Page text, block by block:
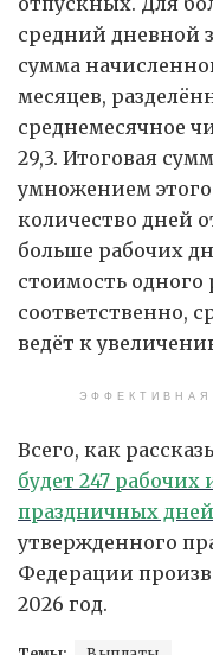
средний дневной
сумма
месяцев,
среднемесячное
29,3. Итоговая
умножением этого
количество дней
больше рабочих
стоимость одного
соответственно,
ведёт к
ЭФФЕКТИВНАЯ
Всего, как
будет 247 рабочих
праздничных дней
утвержденного
Федерации
2026 год.